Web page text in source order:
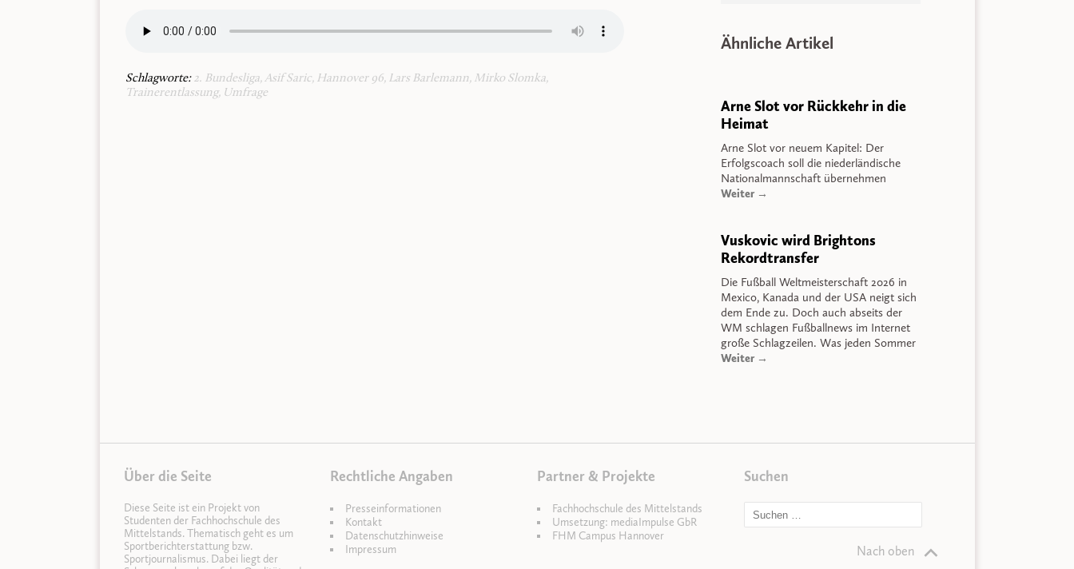
Schlagworte: 2. Bundesliga, Asif Saric, Hannover 96, Lars Barlemann, Mirko Slomka,
Trainerentlassung, Umfrage
Ähnliche Artikel
Arne Slot vor Rückkehr in die
Heimat
Arne Slot vor neuem Kapitel: Der
Erfolgscoach soll die niederländische
Nationalmannschaft übernehmen
Weiter →
Vuskovic wird Brightons
Rekordtransfer
Die Fußball Weltmeisterschaft 2026 in
Mexico, Kanada und der USA neigt sich
dem Ende zu. Doch auch abseits der
WM schlagen Fußballnews im Internet
große Schlagzeilen. Was jeden Sommer
Weiter →
Über die Seite
Diese Seite ist ein Projekt von
Studenten der Fachhochschule des
Mittelstands. Thematisch geht es um
Sportberichterstattung bzw.
Sportjournalismus. Dabei liegt der
Rechtliche Angaben
Presseinformationen
Kontakt
Datenschutzhinweise
Impressum
Partner & Projekte
Fachhochschule des Mittelstands
Umsetzung: mediaImpulse GbR
FHM Campus Hannover
Suchen
Nach oben